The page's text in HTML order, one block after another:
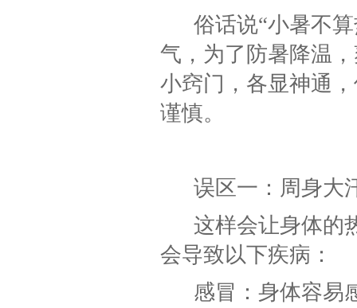
俗话说“小暑不
气，为了防暑降温
小窍门，各显神通
谨慎。
误区一：周身大
这样会让身体的
会导致以下疾病：
感冒：身体容易